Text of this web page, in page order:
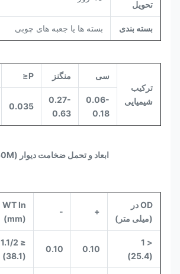
تحویل
بسته بندی بسته ها یا جعبه های چوبی
ترکیب
شیمیایی
سی منگنز P≤
0.06-
0.18
0.27-
0.63
0.035
ابعاد و تحمل ضخامت دیوار (SA-450/SA-450M):
OD در
(میلی متر)
+
-
WT In
(mm)
< 1
(25.4)
0.10
0.10
≤ 1.1/2
(38.1)